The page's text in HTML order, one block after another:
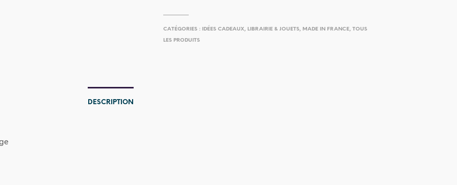
CATÉGORIES : IDÉES CADEAUX, LIBRAIRIE & JOUETS, MADE IN FRANCE,TOUS
LES PRODUITS
DESCRIPTION